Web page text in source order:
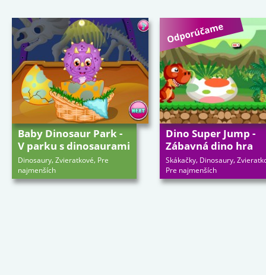
Baby Dinosaur Park -
V parku s dinosaurami
Dinosaury,Zvieratkové, Pre
najmenších
Dino Super Jump -
Zábavná dino hra
Skákačky, Dinosaury,
Pre najmenších